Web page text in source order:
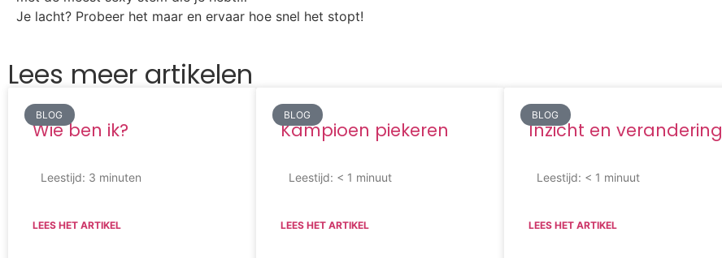
Je lacht? Probeer het maar en ervaar hoe snel het stopt!
Lees meer artikelen
BLOG
Wie ben ik?
Leestijd: 3 minuten
LEES HET ARTIKEL
BLOG
Kampioen piekeren
Leestijd: < 1 minuut
LEES HET ARTIKEL
BLOG
Inzicht en verandering
Leestijd: < 1 minuut
LEES HET ARTIKEL